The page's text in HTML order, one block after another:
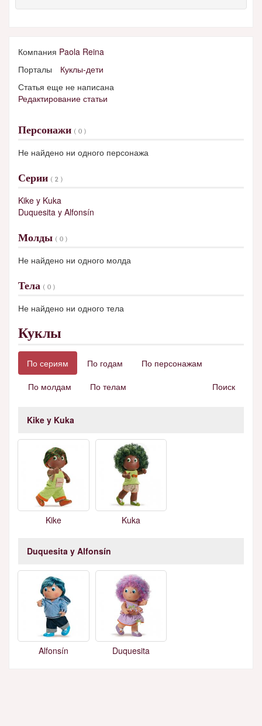
Компания Paola Reina
Порталы
Куклы-дети
Статья еще не написана
Редактирование статьи
Персонажи ( 0 )
Не найдено ни одного персонажа
Серии ( 2 )
Kike y Kuka
Duquesita y Alfonsín
Молды ( 0 )
Не найдено ни одного молда
Тела ( 0 )
Не найдено ни одного тела
Куклы
По сериям По годам
По персонажам
По молдам
По телам Поиск
Kike y Kuka
Kike Kuka
Duquesita y Alfonsín
Alfonsín Duquesita